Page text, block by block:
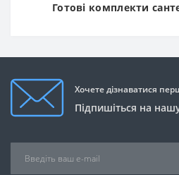
Готові комплекти
Хочете дізнаватися
Підпишіться на